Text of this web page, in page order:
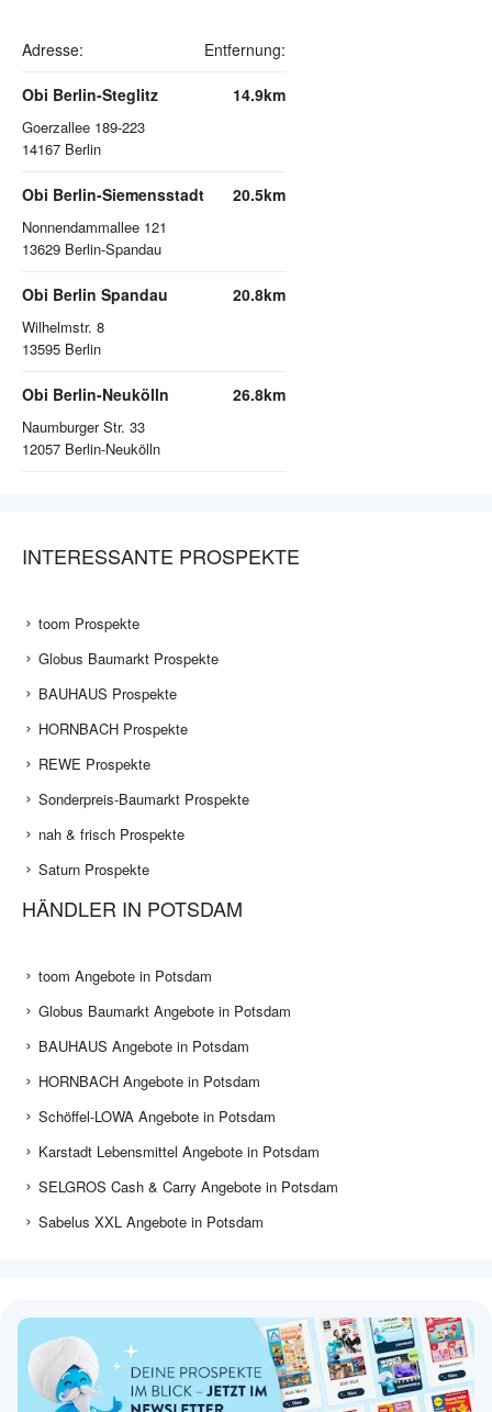
Adresse: Entfernung:
Obi Berlin-Steglitz
Goerzallee 189-223
14167 Berlin
14.9km
Obi Berlin-Siemensstadt
Nonnendammallee 121
13629 Berlin-Spandau
20.5km
Obi Berlin Spandau
Wilhelmstr. 8
13595 Berlin
20.8km
Obi Berlin-Neukölln
Naumburger Str. 33
12057 Berlin-Neukölln
26.8km
INTERESSANTE PROSPEKTE
toom Prospekte
Globus Baumarkt Prospekte
BAUHAUS Prospekte
HORNBACH Prospekte
REWE Prospekte
Sonderpreis-Baumarkt Prospekte
nah & frisch Prospekte
Saturn Prospekte
HÄNDLER IN POTSDAM
toom Angebote in Potsdam
Globus Baumarkt Angebote in Potsdam
BAUHAUS Angebote in Potsdam
HORNBACH Angebote in Potsdam
Schöffel-LOWA Angebote in Potsdam
Karstadt Lebensmittel Angebote in Potsdam
SELGROS Cash & Carry Angebote in Potsdam
Sabelus XXL Angebote in Potsdam